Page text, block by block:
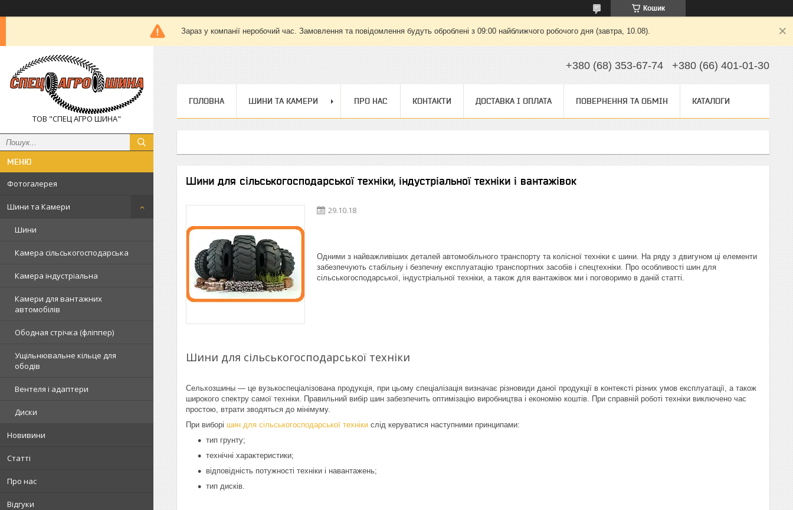
Кошик
Зараз у компанії неробочий час. Замовлення та повідомлення будуть оброблені з 09:00 найближчого робочого дня (завтра, 10.08).
ТОВ "СПЕЦ АГРО ШИНА"
Фотогалерея
Шини та Камери
Шини
Камера сільськогосподарська
Камера індустріальна
Камери для вантажних
автомобілів
Ободная стрічка (фліппер)
Ущільнювальне кільце для
ободів
Вентеля і адаптери
Диски
Новивини
Статті
Про нас
Відгуки
+380 (68) 353-67-74 +380 (66) 401-01-30
ГОЛОВНА ШИНИ ТА КАМЕРИ ПРО НАС КОНТАКТИ ДОСТАВКА І ОПЛАТА ПОВЕРНЕННЯ ТА ОБМІН КАТАЛОГИ
Шини для сільськогосподарської техніки, індустріальної техніки і вантажівок
29.10.18
Одними з найважливіших деталей автомобільного транспорту та колісної техніки є шини. На ряду з двигуном ці елементи
забезпечують стабільну і безпечну експлуатацію транспортних засобів і спецтехніки. Про особливості шин для
сільськогосподарської, індустріальної техніки, а також для вантажівок ми і поговоримо в даній статті.
Шини для сільськогосподарської техніки
Сельхозшины — це вузькоспеціалізована продукція, при цьому спеціалізація визначає різновиди даної продукції в контексті різних умов експлуатації, а також
широкого спектру самої техніки. Правильний вибір шин забезпечить оптимізацію виробництва і економію коштів. При справній роботі техніки виключено час
простою, втрати зводяться до мінімуму.
При виборі шин для сільськогосподарської техніки слід керуватися наступними принципами:
тип грунту;
технічні характеристики;
відповідність потужності техніки і навантажень;
тип дисків.